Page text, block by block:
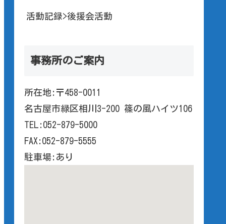
活動記録>後援会活動
事務所のご案内
所在地:〒458-0011
名古屋市緑区相川3-200 篠の風ハイツ106
TEL:052-879-5000
FAX:052-879-5555
駐車場:あり